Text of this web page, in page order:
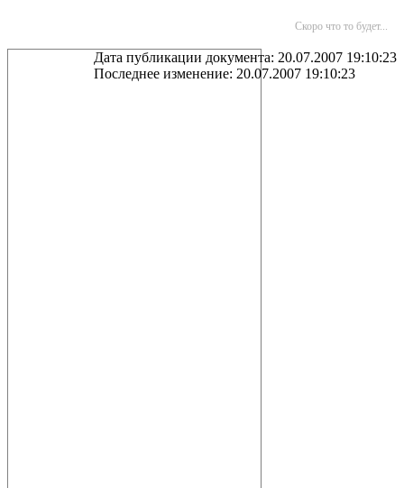
Скоро что то будет...
Дата публикации документа: 20.07.2007 19:10:23
Последнее изменение: 20.07.2007 19:10:23